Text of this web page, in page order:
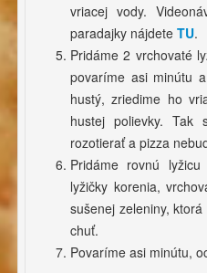
vriacej vody.
paradajky nájdete TU.
Pridáme 2 vrchovaté
povaríme asi minútu
hustý, zriedime ho
hustej polievky.
rozotierať a pizza
Pridáme rovnú
lyžičky korenia,
sušenej zeleniny,
chuť.
Povaríme asi minútu,